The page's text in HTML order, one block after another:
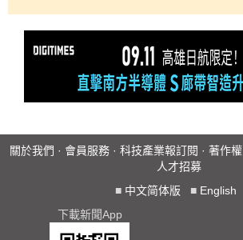
關於我們 · 會員服務 · 科技產業報訂閱 · 著作權
人才招募
■ 中文简体版 ■ English
下載新聞App